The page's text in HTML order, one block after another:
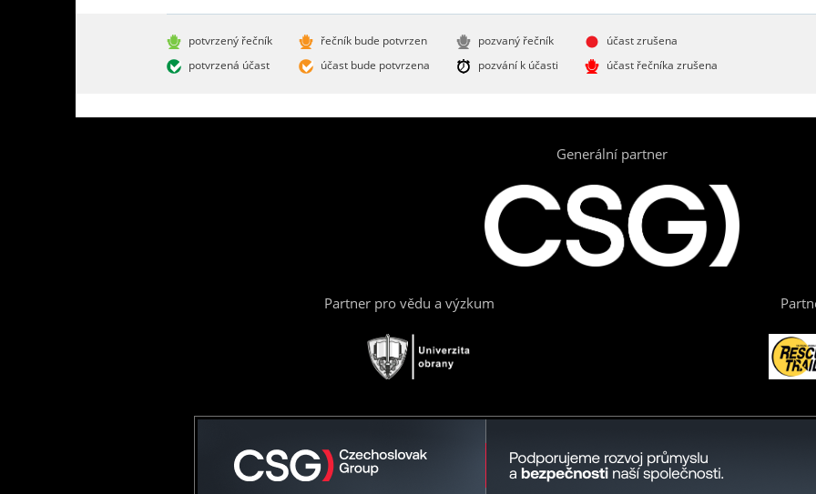
potvrzený řečník
potvrzená účast
řečník bude potvrzen
účast bude potvrzena
pozvaný řečník
pozvání k účasti
účast zrušena
účast řečníka zrušena
Generální partner
Partner pro vědu a výzkum